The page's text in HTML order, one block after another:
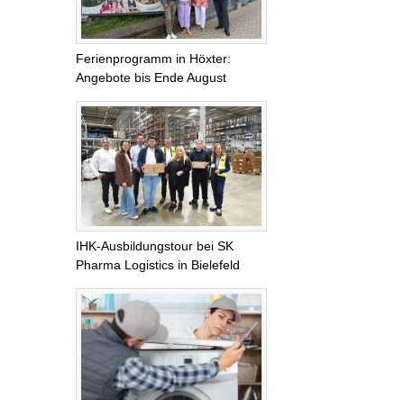
Ferienprogramm in Höxter:
Angebote bis Ende August
IHK-Ausbildungstour bei SK
Pharma Logistics in Bielefeld